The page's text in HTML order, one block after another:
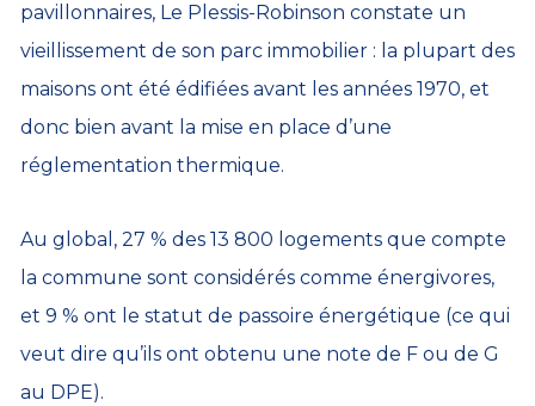
pavillonnaires, Le Plessis-Robinson constate un
vieillissement de son parc immobilier : la plupart des
maisons ont été édifiées avant les années 1970, et
donc bien avant la mise en place d’une
réglementation thermique.
Au global, 27 % des 13 800 logements que compte
la commune sont considérés comme énergivores,
et 9 % ont le statut de passoire énergétique (ce qui
veut dire qu’ils ont obtenu une note de F ou de G
au DPE).